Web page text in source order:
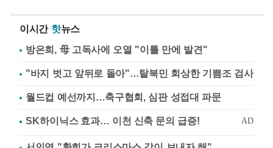
이시간 핫뉴스
방은희, 母 고독사에 오열 "이틀 만에 발견"
"바지 벗고 앞뒤로 돌아"…탈북민 회상한 기쁨조 검사
월드컵 예선까지…축구협회, 심판 성접대 파문